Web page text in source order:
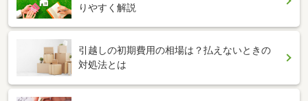
りやすく解説
引越しの初期費用の相場は？払えないときの
対処法とは